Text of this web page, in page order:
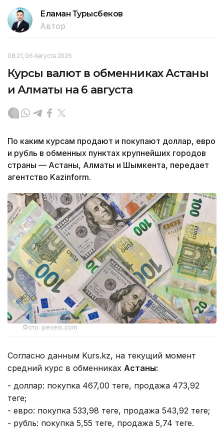
Еламан Турысбеков
Автор
08:21, 06 Августа 2026
Курсы валют в обменниках Астаны
и Алматы на 6 августа
По каким курсам продают и покупают доллар, евро
и рубль в обменных пунктах крупнейших городов
страны — Астаны, Алматы и Шымкента, передает
агентство Kazinform.
Фото: pexels.com
Согласно данным Kurs.kz, на текущий момент
средний курс в обменниках Астаны:
- доллар: покупка 467,00 теңге, продажа 473,92
теңге;
- евро: покупка 533,98 теңге, продажа 543,92 теңге;
- рубль: покупка 5,55 теңге, продажа 5,74 теңге.